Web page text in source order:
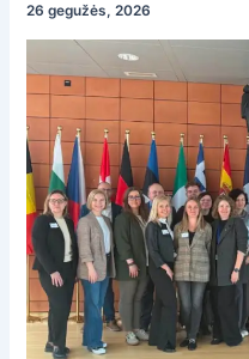
26 gegužės, 2026